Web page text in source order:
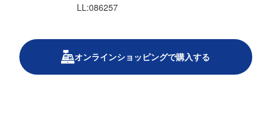
LL:086257
オンラインショッピングで購入する